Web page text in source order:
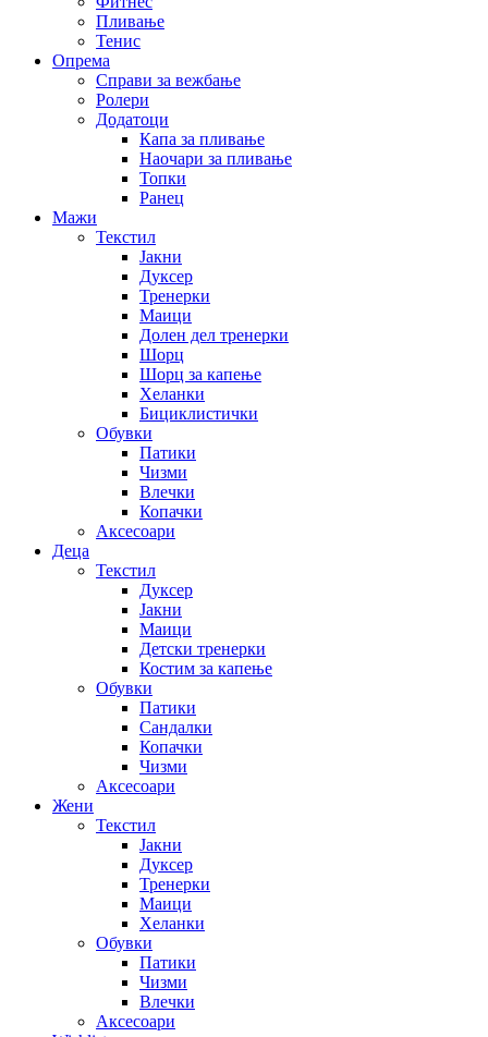
Пливање
Тенис
Опрема
Справи за вежбање
Ролери
Додатоци
Капа за пливање
Наочари за пливање
Топки
Ранец
Мажи
Текстил
Јакни
Дуксер
Тренерки
Маици
Долен дел тренерки
Шорц
Шорц за капење
Хеланки
Бициклистички
Обувки
Патики
Чизми
Влечки
Копачки
Аксесоари
Деца
Текстил
Дуксер
Јакни
Маици
Детски тренерки
Костим за капење
Обувки
Патики
Сандалки
Копачки
Чизми
Аксесоари
Жени
Текстил
Јакни
Дуксер
Тренерки
Маици
Хеланки
Обувки
Патики
Чизми
Влечки
Аксесоари